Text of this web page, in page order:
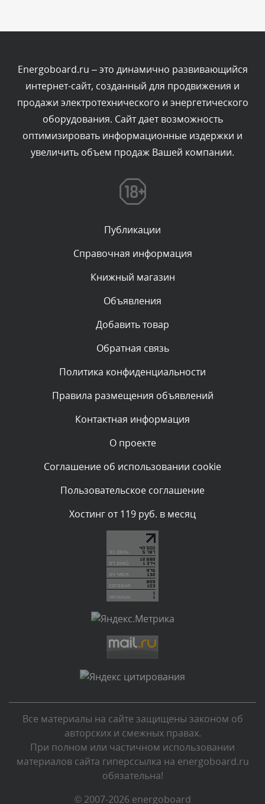
Комментарий проверяется
Текст комментария будет виден после проверки
администратором.
Сегодня, в 12:19
Комментарий проверяется
Текст комментария будет виден после проверки
Комментарий проверяется
Текст комментария будет виден после проверки
администратором.
Комментарий проверяется
администратором.
Комментарий проверяется
администратором.
Комментарий проверяется
администратором.
Комментарий проверяется
Текст комментария будет виден после проверки
Комментарий проверяется
Текст комментария будет виден после проверки
администратором.
Текст комментария будет виден после проверки
администратором.
Комментарий проверяется
Текст комментария будет виден после проверки
администратором.
Сегодня, в 03:34
Комментарий проверяется
Energoboard.ru – это динамично развивающийся
интернет-сайт, созданный для продвижения и
продажи электротехнического и энергетического
оборудования. Сайт дает возможность
оптимизировать информационные издержки и
увеличить объем продаж Вашей компании.
Публикации
Справочная информация
Книжный магазин
Объявления
Добавить товар
Обратная связь
Политика конфиденциальности
Правила размещения объявлений
Контактная информация
О проекте
Соглашение об использовании cookie
Пользовательское соглашение
Хостинг от 119 руб. в месяц
Все материалы на сайте защищены законом об
авторских и смежных правах.
При полном или частичном использовании
материалов сайта гиперссылка на energoboard.ru
обязательна!
© 2007-2026 energoboard